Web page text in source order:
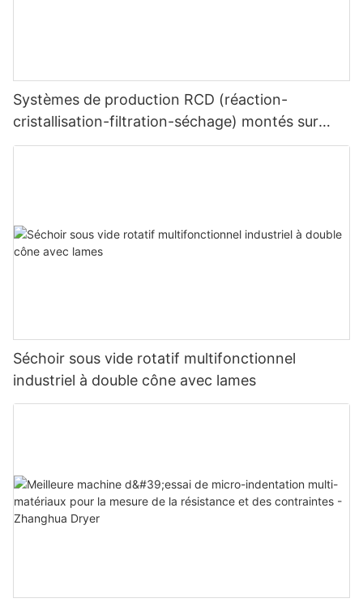
Systèmes de production RCD (réaction-
cristallisation-filtration-séchage) montés sur
châssis
Séchoir sous vide rotatif multifonctionnel
industriel à double cône avec lames